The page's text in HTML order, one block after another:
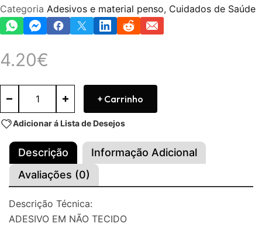
Categoria Adesivos e material penso, Cuidados de Saúde
4.20€
+ Carrinho
Adicionar á Lista de Desejos
Descrição
Informação Adicional
Avaliações (0)
Descrição Técnica:
ADESIVO EM NÃO TECIDO